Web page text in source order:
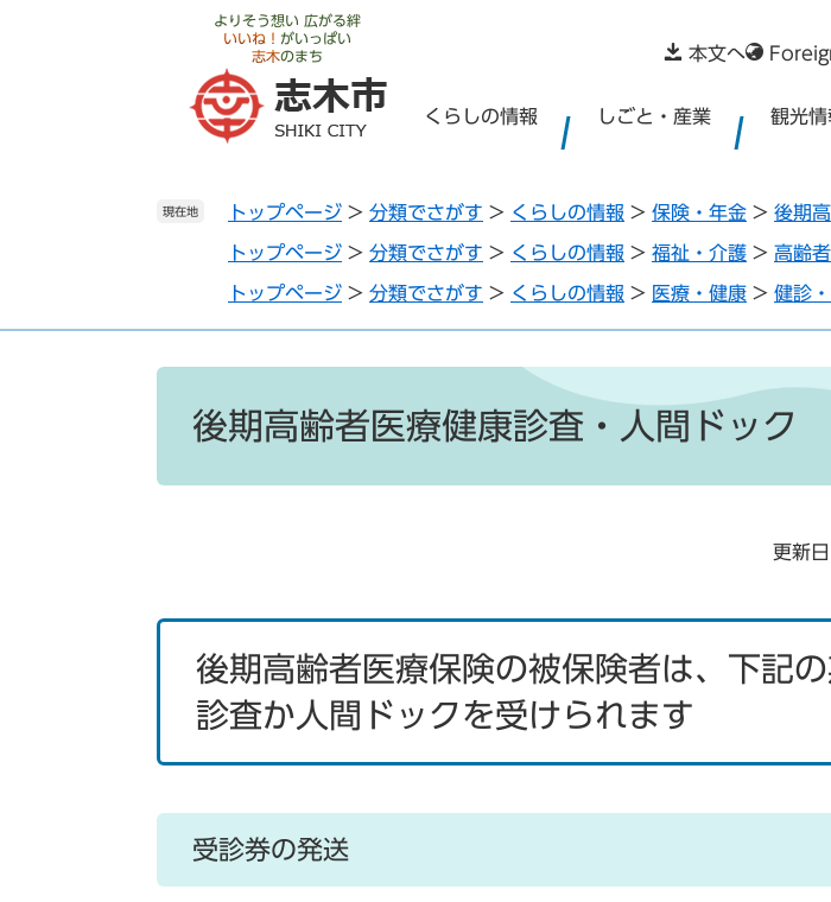
へ
よりそう想い 広がる絆
いいね！ がいっぱい
志木のまち 本文へ
くらしの情報 しごと・産業 観光情
現在地 トップページ > 分類でさがす > くらしの情報 > 保険・年金 > 後期
トップページ > 分類でさがす > くらしの情報 > 福祉・介護 > 高齢者
トップページ > 分類でさがす > くらしの情報 > 医療・健康 > 健診
後期高齢者医療健康診査・人間ドック
更新
後期高齢者医療保険の被保険者は、下記
診査か人間ドックを受けられます
受診券の発送